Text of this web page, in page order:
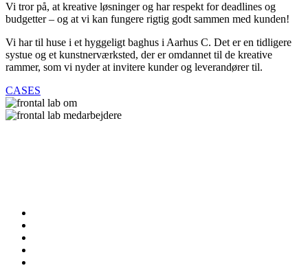
Vi tror på, at kreative løsninger og har respekt for deadlines og
budgetter – og at vi kan fungere rigtig godt sammen med kunden!
Vi har til huse i et hyggeligt baghus i Aarhus C. Det er en tidligere
systue og et kunstnerværksted, der er omdannet til de kreative
rammer, som vi nyder at invitere kunder og leverandører til.
CASES